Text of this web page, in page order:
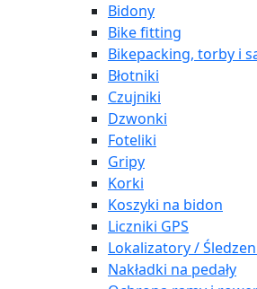
Bidony
Bike fitting
Bikepacking, torby i
Błotniki
Czujniki
Dzwonki
Foteliki
Gripy
Korki
Koszyki na bidon
Liczniki GPS
Lokalizatory /
Nakładki na pedały